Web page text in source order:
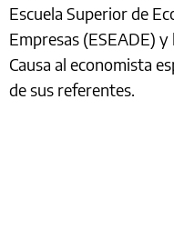
Escuela Superior de
Empresas (ESEADE)
Causa al economista
de sus referentes.